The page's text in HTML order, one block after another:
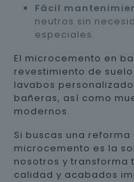
Fácil
neutros sin
especiales.
El microcemento en
revestimiento de
lavabos
bañeras, así como
modernos.
Si buscas una
microcemento es la
nosotros y transforma
calidad y acabados